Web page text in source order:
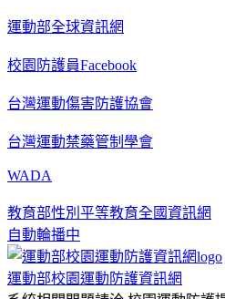
運動部全球資訊網
校園防護員Facebook
台灣運動傷害防護協會
台灣運動禁藥管制學會
WADA
教育部性別平等教育全國資訊網
自動輪播中
運動部校園運動防護資訊網